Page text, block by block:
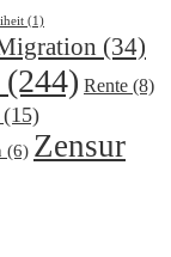
(1)
(34)
(244) Rente (8)
(15)
(6) Zensur